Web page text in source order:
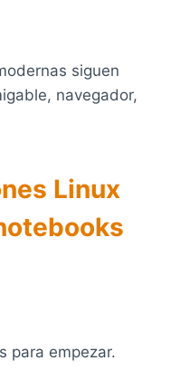
siguen
navegador,
Linux
para empezar.